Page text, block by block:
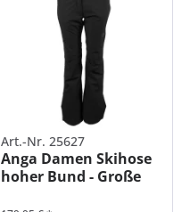
Art.-Nr. 25627
Anga Damen Skihose
hoher Bund - Große